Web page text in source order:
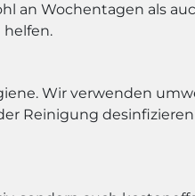
an Wochentagen als
Wir verwenden
Reinigung